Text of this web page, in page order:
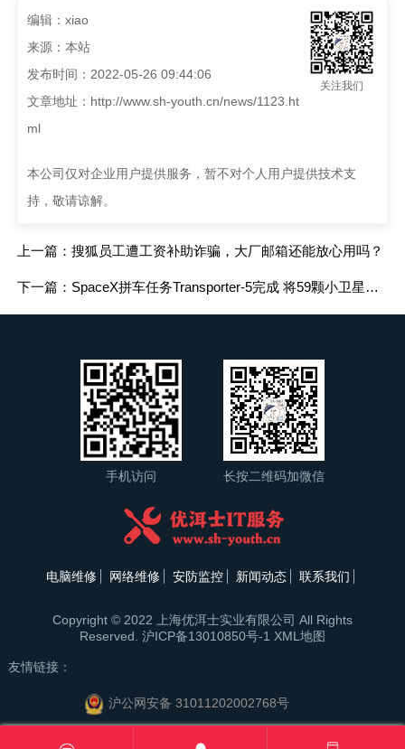
关注我们
编辑：xiao
来源：本站
发布时间：2022-05-26 09:44:06
文章地址： http://www.sh-youth.cn/news/1123.ht
ml
本公司仅对企业用户提供服务，暂不对个人用户提供技术支
持，敬请谅解。
上一篇：搜狐员工遭工资补助诈骗，大厂邮箱还能放心用吗？
下一篇：SpaceX拼车任务Transporter-5完成 将59颗小卫星送入太空
手机访问 长按二维码加微信
电脑维修 网络维修 安防监控 新闻动态 联系我们
Copyright © 2022 上海优洱士实业有限公司 All Rights
Reserved. 沪ICP备13010850号-1 XML地图
友情链接：
沪公网安备 31011202002768号